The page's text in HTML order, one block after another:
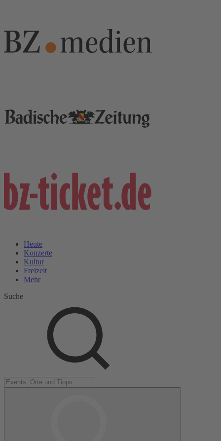
Heute
Konzerte
Kultur
Freizeit
Mehr
Suche